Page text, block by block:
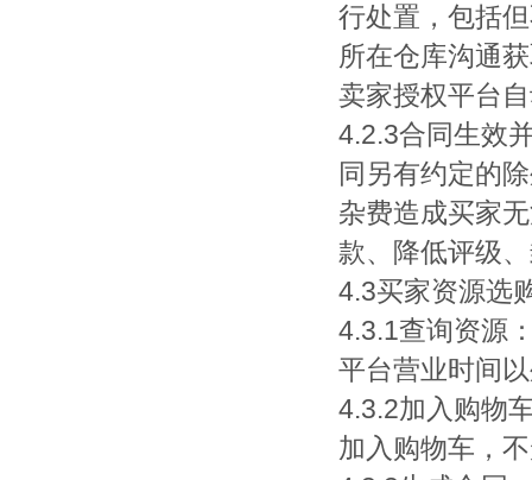
行处置，包括
所在仓库沟通
卖家授权平台
4.2.3合同生效
同另有约定的
杂费造成买家
款、降低评级
4.3买家资源选
4.3.1查询资源
平台营业时间
4.3.2加入购物
加入购物车，